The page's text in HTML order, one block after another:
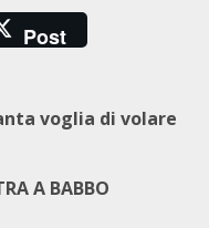
Post
voglia di volare
A BABBO